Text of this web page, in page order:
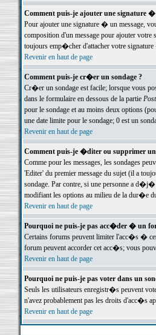
Comment puis-je ajouter une signature �
Pour ajouter une signature � un message,
composition d'un message pour ajouter
toujours emp�cher d'attacher votre
Revenir en haut de page
Comment puis-je cr�er un sondage ?
Cr�er un sondage est facile; lorsque vous
dans le formulaire en dessous de la partie
pour le sondage et au moins deux options
une date limite pour le sondage; 0 est un
Revenir en haut de page
Comment puis-je �diter ou supprimer un
Comme pour les messages, les sondages
'Editer' du premier message du sujet (il a
sondage. Par contre, si une personne a
modifiant les options au milieu de la dur�e
Revenir en haut de page
Pourquoi ne puis-je pas acc�der � un
Certains forums peuvent limiter l'acc�s �
forum peuvent accorder cet acc�s; vous
Revenir en haut de page
Pourquoi ne puis-je pas voter dans un
Seuls les utilisateurs enregistr�s peuvent
n'avez probablement pas les droits d'acc�s
Revenir en haut de page